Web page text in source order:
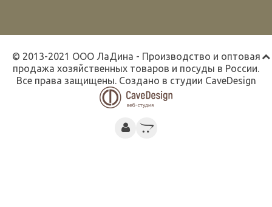
© 2013-2021 ООО ЛаДина - Производство и оптовая
продажа хозяйственных товаров и посуды в России.
Все права защищены. Создано в студии CaveDesign